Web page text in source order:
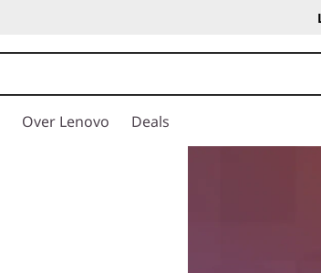
Over Lenovo Deals